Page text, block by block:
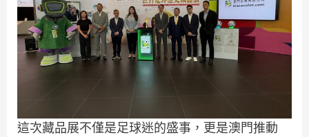
這次藏品展不僅是足球迷的盛事，更是澳門推動